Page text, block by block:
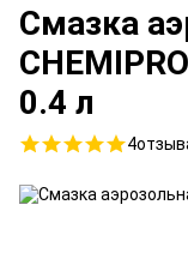
Смазка
0.4 л
4